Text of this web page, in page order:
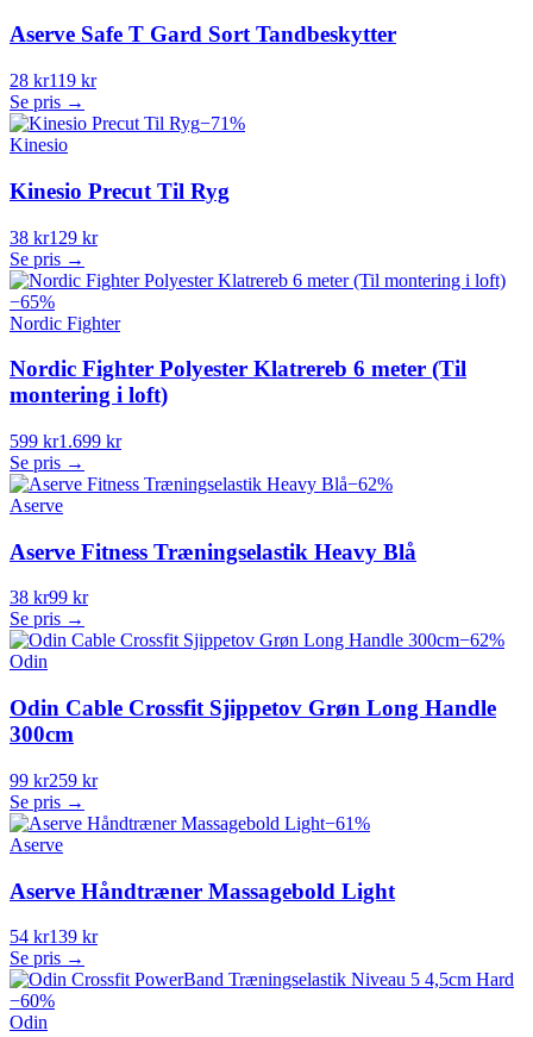
Aserve Safe T Gard Sort Tandbeskytter
28 kr119 kr
Se pris →
−71%
Kinesio
Kinesio Precut Til Ryg
38 kr129 kr
Se pris →
−65%
Nordic Fighter
Nordic Fighter Polyester Klatrereb 6 meter (Til
montering i loft)
599 kr1.699 kr
Se pris →
−62%
Aserve
Aserve Fitness Træningselastik Heavy Blå
38 kr99 kr
Se pris →
−62%
Odin
Odin Cable Crossfit Sjippetov Grøn Long Handle
300cm
99 kr259 kr
Se pris →
−61%
Aserve
Aserve Håndtræner Massagebold Light
54 kr139 kr
Se pris →
−60%
Odin